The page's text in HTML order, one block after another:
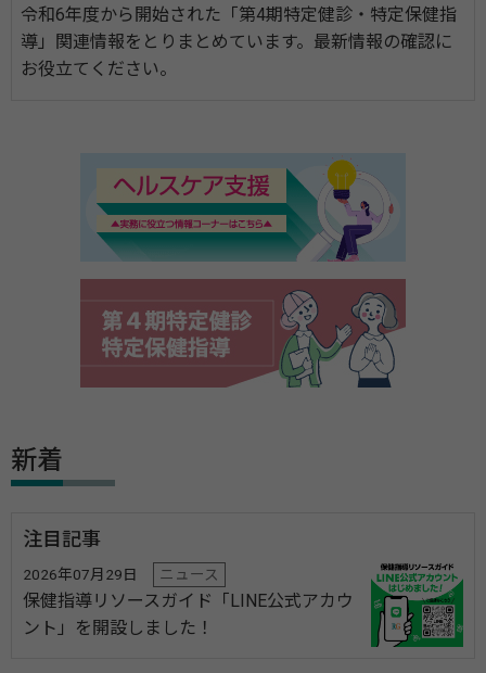
令和6年度から開始された「第4期特定健診・特定保健指
導」関連情報をとりまとめています。最新情報の確認に
お役立てください。
新着
注目記事
2026年07月29日 ニュース
保健指導リソースガイド「LINE公式アカウ
ント」を開設しました！